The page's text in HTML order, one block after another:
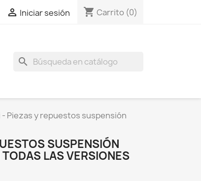
 Iniciar sesión shopping_cart Carrito (0)
search
- Piezas y repuestos suspensión
SUSPENSIÓN
LAS VERSIONES